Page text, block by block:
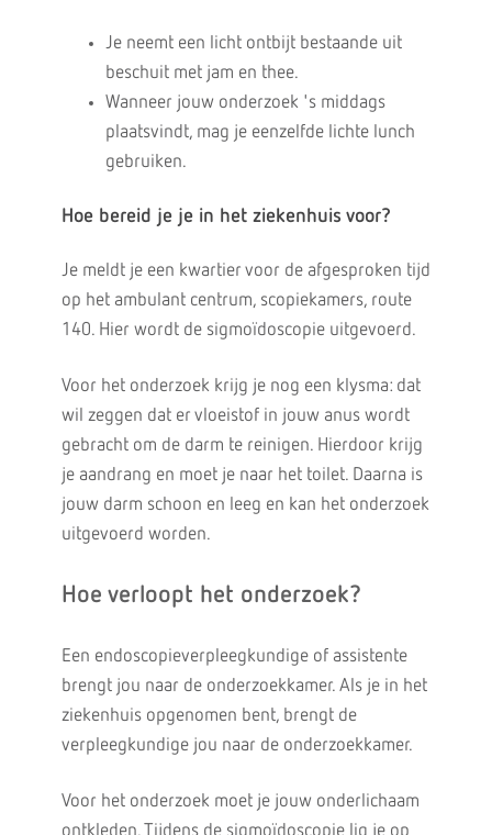
Je neemt een licht ontbijt bestaande uit
beschuit met jam en thee.
Wanneer jouw onderzoek 's middags
plaatsvindt, mag je eenzelfde lichte lunch
gebruiken.
Hoe bereid je je in het ziekenhuis voor?
Je meldt je een kwartier voor de afgesproken tijd
op het ambulant centrum, scopiekamers, route
140. Hier wordt de sigmoïdoscopie uitgevoerd.
Voor het onderzoek krijg je nog een klysma: dat
wil zeggen dat er vloeistof in jouw anus wordt
gebracht om de darm te reinigen. Hierdoor krijg
je aandrang en moet je naar het toilet. Daarna is
jouw darm schoon en leeg en kan het onderzoek
uitgevoerd worden.
Hoe verloopt het onderzoek?
Een endoscopieverpleegkundige of assistente
brengt jou naar de onderzoekkamer. Als je in het
ziekenhuis opgenomen bent, brengt de
verpleegkundige jou naar de onderzoekkamer.
Voor het onderzoek moet je jouw onderlichaam
ontkleden. Tijdens de sigmoïdoscopie lig je op